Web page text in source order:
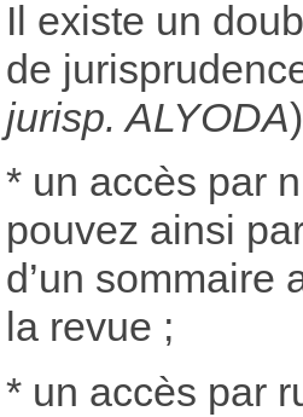
Il existe un
de
jurisp. ALYODA
* un accès par
pouvez ainsi
d’un sommaire
la revue ;
* un accès par